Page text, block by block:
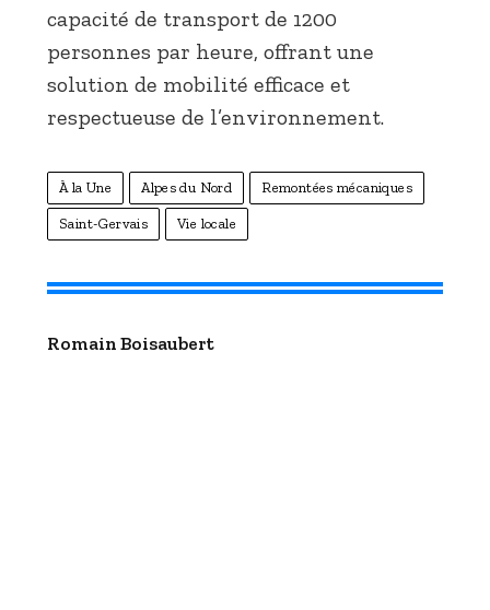
capacité de transport de 1200
personnes par heure, offrant une
solution de mobilité efficace et
respectueuse de l’environnement.
À la Une Alpes du Nord Remontées mécaniques
Saint-Gervais Vie locale
Romain Boisaubert